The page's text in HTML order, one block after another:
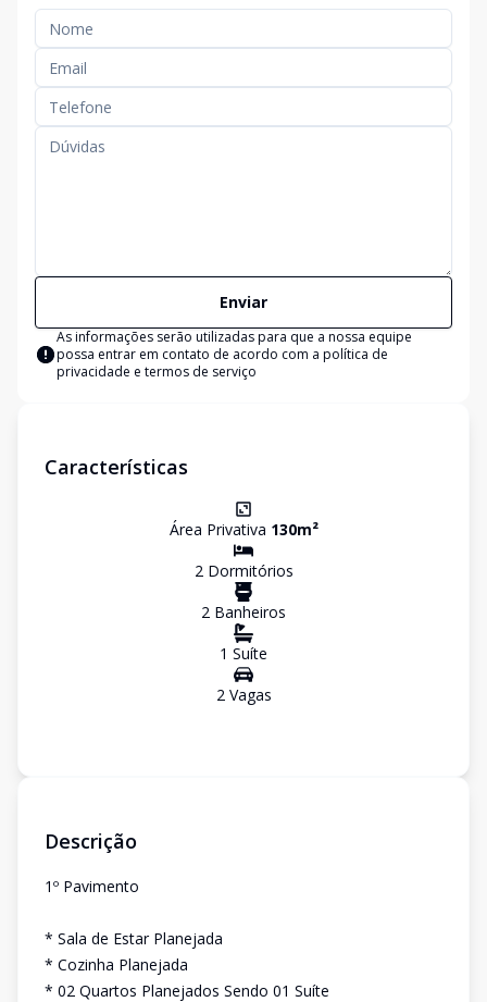
Enviar
As informações serão utilizadas para que a nossa equipe
possa entrar em contato de acordo com a política de
privacidade e termos de serviço
Características
Área Privativa 130m²
2Dormitórios
2 Banheiros
1 Suíte
2Vagas
Descrição
1º Pavimento
* Sala de Estar Planejada
* Cozinha Planejada
* 02 Quartos Planejados Sendo 01 Suíte